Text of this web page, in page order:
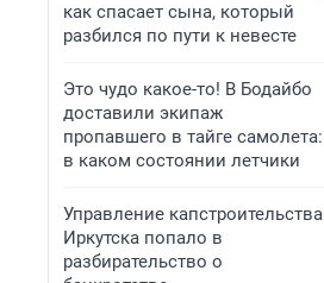
как спасает сына, который
разбился по пути к невесте
Это чудо какое-то! В Бодайбо
доставили экипаж
пропавшего в тайге самолета:
в каком состоянии летчики
Управление капстроительства
Иркутска попало в
разбирательство о